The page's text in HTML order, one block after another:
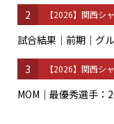
2 【2026】関西シ
試合結果｜前期｜グ
3 【2026】関西シ
MOM｜最優秀選手：